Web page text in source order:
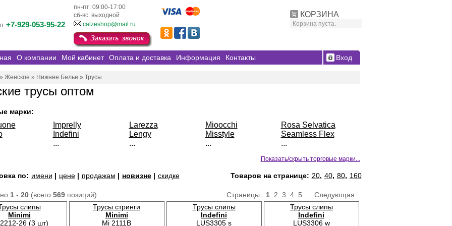
КОРЗИНА
Корзина пуста.
пн-пт: 09:00-17:00
сб-вс: выходной
+7-929-053-95-22 calzeshop@mail.ru
О компании Мой кабинет Оплата и доставка Информация Контакты Вход
» Женское » Нижнее Белье » Трусы
трусы оптом
марки:
Imprelly
Indefini
...
Larezza
Lengy
...
Mioocchi
Misstyle
...
Rosa Selvatica
Seamless Flex
...
Показать/скрыть торговые марки...
по: имени | цене| продажам | новизне| скидке Товаров на странице: 20, 40, 80, 160
Страницы: 1 2 3 4 5 Следующая
1- 20(всего 569позиций)
слипы
Minimi
26 (3 шт)
Трусы стринги
Minimi
Mi 2111B
Трусы слипы
Indefini
LUS3305 s
Трусы слипы
Indefini
LUS3306 w